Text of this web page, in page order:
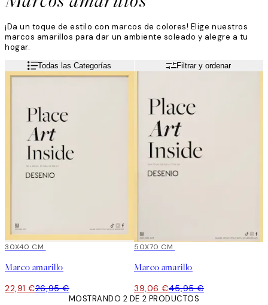
¡Da un toque de estilo con marcos de colores! Elige nuestros
marcos amarillos para dar un ambiente soleado y alegre a tu
hogar.
Todas las Categorías Filtrar y ordenar
15%*
30X40 CM
Marco amarillo
22,91 €26,95 €
15%*
50X70 CM
Marco amarillo
39,06 €45,95 €
MOSTRANDO 2 DE 2 PRODUCTOS